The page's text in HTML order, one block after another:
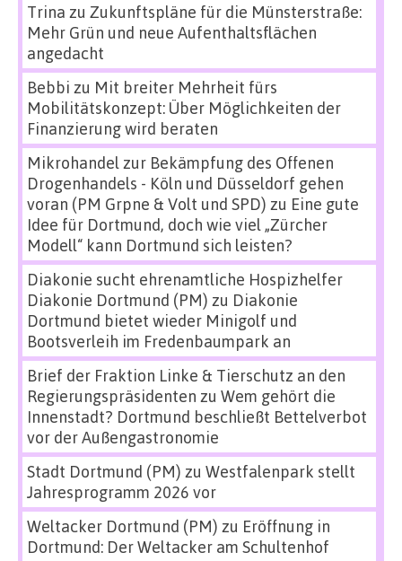
Trina zu Zukunftspläne für die Münsterstraße:
Mehr Grün und neue Aufenthaltsflächen
angedacht
Bebbi zu Mit breiter Mehrheit fürs
Mobilitätskonzept: Über Möglichkeiten der
Finanzierung wird beraten
Mikrohandel zur Bekämpfung des Offenen
Drogenhandels - Köln und Düsseldorf gehen
voran (PM Grpne & Volt und SPD) zu Eine gute
Idee für Dortmund, doch wie viel „Zürcher
Modell“ kann Dortmund sich leisten?
Diakonie sucht ehrenamtliche Hospizhelfer
Diakonie Dortmund (PM) zu Diakonie
Dortmund bietet wieder Minigolf und
Bootsverleih im Fredenbaumpark an
Brief der Fraktion Linke & Tierschutz an den
Regierungspräsidenten zu Wem gehört die
Innenstadt? Dortmund beschließt Bettelverbot
vor der Außengastronomie
Stadt Dortmund (PM) zu Westfalenpark stellt
Jahresprogramm 2026 vor
Weltacker Dortmund (PM) zu Eröffnung in
Dortmund: Der Weltacker am Schultenhof